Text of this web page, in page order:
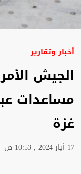
أخبار وتقارير
الجيش
مساعدات
غزة
17 أيار 2024 , 10:53 ص